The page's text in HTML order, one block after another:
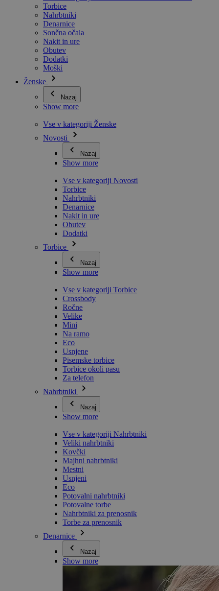
Torbice
Nahrbtniki
Denarnice
Sončna očala
Nakit in ure
Obutev
Dodatki
Moški
Ženske
Nazaj
Show more
Vse v kategoriji Ženske
Novosti
Nazaj
Show more
Vse v kategoriji Novosti
Torbice
Nahrbtniki
Denarnice
Nakit in ure
Obutev
Dodatki
Torbice
Nazaj
Show more
Vse v kategoriji Torbice
Crossbody
Ročne
Velike
Mini
Na ramo
Eco
Usnjene
Pisemske torbice
Torbice okoli pasu
Za telefon
Nahrbtniki
Nazaj
Show more
Vse v kategoriji Nahrbtniki
Veliki nahrbtniki
Kovčki
Majhni nahrbtniki
Mestni
Usnjeni
Eco
Potovalni nahrbtniki
Potovalne torbe
Nahrbtniki za prenosnik
Torbe za prenosnik
Denarnice
Nazaj
Show more